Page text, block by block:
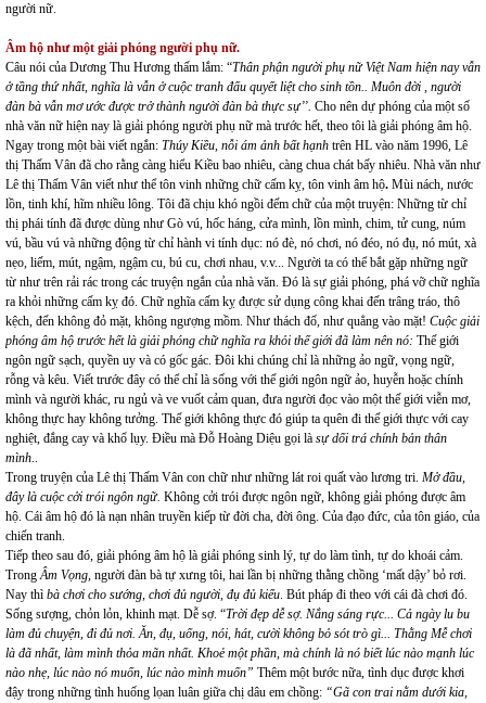
người nữ.
Âm hộ như một giải phóng người phụ nữ.
Câu nói của Dương Thu Hương thấm lắm: “Thân phận người phụ nữ Việt Nam hiện nay vẫn
ở tầng thứ nhất, nghĩa là vẫn ở cuộc tranh đấu quyết liệt cho sinh tồn.. Muôn đời , người
đàn bà vẫn mơ ước được trở thành người đàn bà thực sự’’. Cho nên dự phóng của một số
nhà văn nữ hiện nay là giải phóng người phụ nữ mà trước hết, theo tôi là giải phóng âm hộ.
Ngay trong một bài viết ngắn: Thúy Kiều, nỗi ám ảnh bất hạnh trên HL vào năm 1996, Lê
thị Thấm Vân đã cho rằng càng hiểu Kiều bao nhiêu, càng chua chát bấy nhiêu. Nhà văn như
Lê thị Thấm Vân viết như thể tôn vinh những chữ cấm kỵ, tôn vinh âm hộ. Mùi nách, nước
lồn, tinh khí, hĩm nhiều lông. Tôi đã chịu khó ngồi đếm chữ của một truyện: Những từ chỉ
thị phái tính đã được dùng như Gò vú, hốc háng, cửa mình, lồn mình, chim, tử cung, núm
vú, bầu vú và những động từ chỉ hành vi tính dục: nó đè, nó chơi, nó đéo, nó đụ, nó mút, xà
nẹo, liếm, mút, ngậm, ngậm cu, bú cu, chơi nhau, v.v... Người ta có thể bắt gặp những ngữ
từ như trên rải rác trong các truyện ngắn của nhà văn. Đó là sự giải phóng, phá vỡ chữ nghĩa
ra khỏi những cấm kỵ đó. Chữ nghĩa cấm kỵ được sử dụng công khai đến trâng tráo, thô
kệch, đến không đỏ mặt, không ngượng mồm. Như thách đố, như quẳng vào mặt! Cuộc giải
phóng âm hộ trước hết là giải phóng chữ nghĩa ra khỏi thế giới đã làm nên nó: Thế giới
ngôn ngữ sạch, quyền uy và có gốc gác. Đôi khi chúng chỉ là những ảo ngữ, vọng ngữ,
rỗng và kêu. Viết trước đây có thể chỉ là sống với thế giới ngôn ngữ ảo, huyễn hoặc chính
mình và người khác, ru ngủ và ve vuốt cảm quan, đưa người đọc vào một thế giới viễn mơ,
không thực hay không tưởng. Thế giới không thực đó giúp ta quên đi thế giới thực với cay
nghiệt, đắng cay và khổ lụy. Điều mà Đỗ Hoàng Diệu gọi là sự dối trá chính bản thân
mình..
Trong truyện của Lê thị Thấm Vân con chữ như những lát roi quất vào lương tri. Mở đầu,
đây là cuộc cởi trói ngôn ngữ. Không cởi trói được ngôn ngữ, không giải phóng được âm
hộ. Cái âm hộ đó là nạn nhân truyền kiếp từ đời cha, đời ông. Của đạo đức, của tôn giáo, của
chiến tranh.
Tiếp theo sau đó, giải phóng âm hộ là giải phóng sinh lý, tự do làm tình, tự do khoái cảm.
TrongÂm Vọng, người đàn bà tự xưng tôi, hai lần bị những thằng chồng ‘mất dậy’ bỏ rơi.
Nay thì bà chơi cho sướng, chơi đủ người, đụ đủ kiểu. Bút pháp đi theo với cái đà chơi đó.
Sống sượng, chỏn lỏn, khinh mạt. Dễ sợ. “Trời đẹp dễ sợ. Nắng sáng rực... Cả ngày lu bu
làm đủ chuyện, đi đủ nơi.Ăn, đụ, uống, nói, hát, cười không bỏ sót trò gì... Thằng Mễ chơi
là đã nhất, làm mình thỏa mãn nhất. Khoẻ một phần, mà chính là nó biết lúc nào mạnh lúc
nào nhẹ, lúc nào nó muốn, lúc nào mình muốn” Thêm một bước nữa, tình dục được khơi
đậy trong những tình huống lọan luân giữa chị dâu em chồng: “Gã con trai nằm dưới kia,